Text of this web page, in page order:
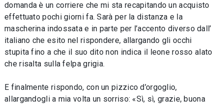
domanda è un corriere che mi sta recapitando un acquisto
effettuato pochi giorni fa. Sarà per la distanza e la
mascherina indossata e in parte per l’accento diverso dall’
italiano che esito nel rispondere, allargando gli occhi
stupita fino a che il suo dito non indica il leone rosso alato
che risalta sulla felpa grigia.
E finalmente rispondo, con un pizzico d’orgoglio,
allargandogli a mia volta un sorriso: «Sì, sì, grazie, buona